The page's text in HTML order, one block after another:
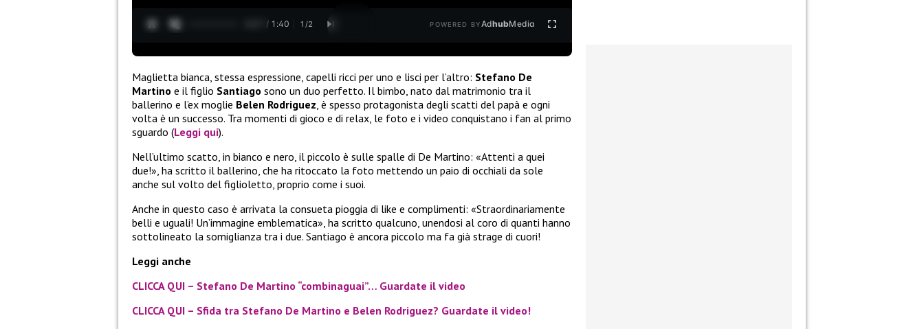
0:28 / 1:40 1 /2 POWERED BYAdhubMedia
Maglietta bianca, stessa espressione, capelli ricci per uno e lisci per l’altro: Stefano De
Martino e il figlio Santiago sono un duo perfetto. Il bimbo, nato dal matrimonio tra il
ballerino e l’ex moglie Belen Rodriguez , è spesso protagonista degli scatti del papà e ogni
volta è un successo. Tra momenti di gioco e di relax, le foto e i video conquistano i fan al primo
sguardo (Leggi qui).
Nell’ultimo scatto, in bianco e nero, il piccolo è sulle spalle di De Martino: «Attenti a quei
due!», ha scritto il ballerino, che ha ritoccato la foto mettendo un paio di occhiali da sole
anche sul volto del figlioletto, proprio come i suoi.
Anche in questo caso è arrivata la consueta pioggia di like e complimenti: «Straordinariamente
belli e uguali! Un’immagine emblematica», ha scritto qualcuno, unendosi al coro di quanti hanno
sottolineato la somiglianza tra i due. Santiago è ancora piccolo ma fa già strage di cuori!
Leggi anche
CLICCA QUI – Stefano De Martino “combinaguai”… Guardate il video
CLICCA QUI – Sfida tra Stefano De Martino e Belen Rodriguez? Guardate il video!